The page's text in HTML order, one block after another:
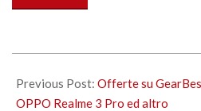
08-
20
Previous Post: Offerte su
OPPO Realme 3 Pro ed altro